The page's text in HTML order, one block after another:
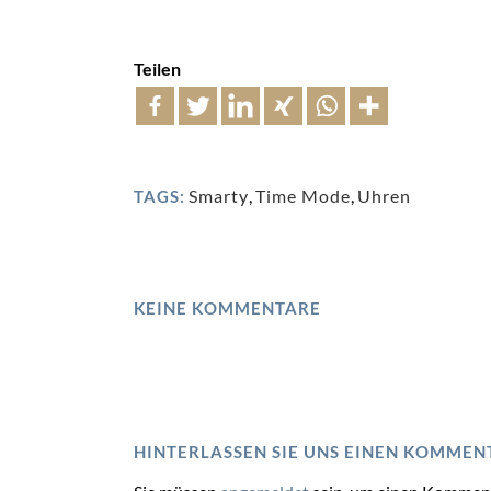
Teilen
TAGS: Smarty,Time Mode, Uhren
KEINE KOMMENTARE
HINTERLASSEN SIE UNS EINEN